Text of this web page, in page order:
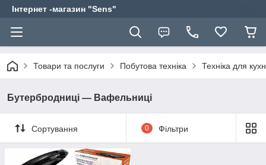
Інтернет -магазин "Sens"
Товари та послуги Побутова техніка Техніка для
Бутербродниці — Вафельниці
Сортування 0 Фільтри